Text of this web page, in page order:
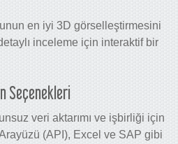
en iyi 3D görselleştirmesini
inceleme için interaktif bir
Seçenekleri
veri aktarımı ve işbirliği için
(API), Excel ve SAP gibi